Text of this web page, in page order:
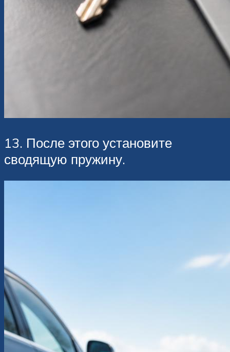
13. После этого установите
сводящую пружину.